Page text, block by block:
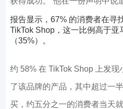
报告显示，67% 的消费者在寻
TikTok Shop，这一比例高于
（35%）。
约 58% 在 TikTok Shop 上发
了该品牌的产品，其中超过一
买，约五分之一的消费者当天就